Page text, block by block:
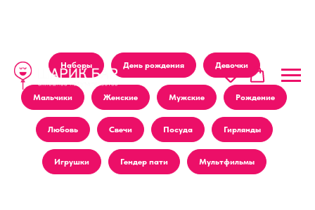
Наборы День рождения Девочки
Мальчики Женские Мужские Рождение
Любовь Свечи Посуда Гирлянды
Игрушки Гендер пати Мультфильмы